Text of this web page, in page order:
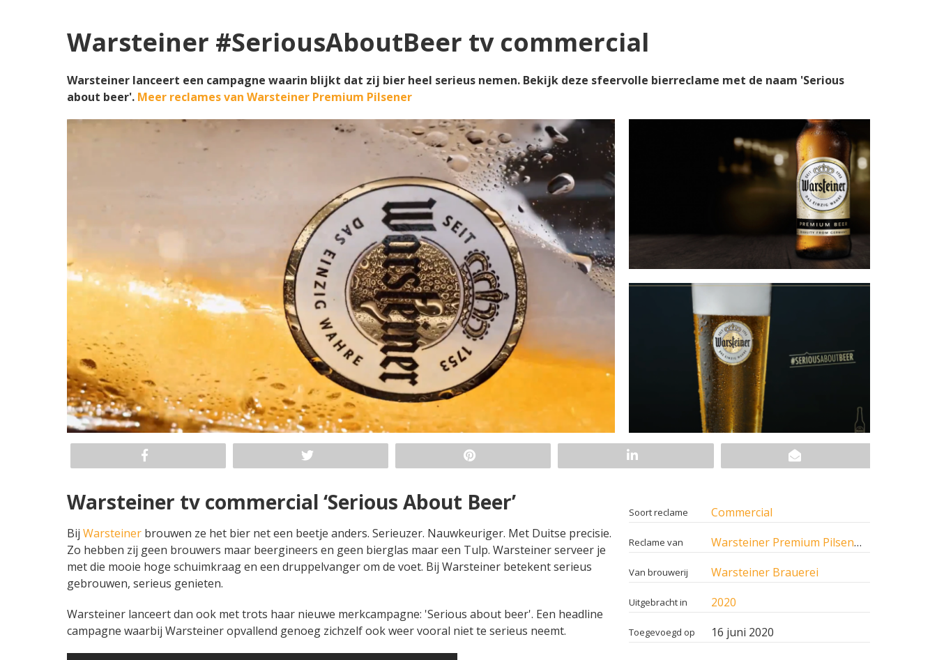
Warsteiner #SeriousAboutBeer tv commercial
Warsteiner lanceert een campagne waarin blijkt dat zij bier heel serieus nemen. Bekijk deze sfeervolle bierreclame met de naam 'Serious
about beer'. Meer reclames van Warsteiner Premium Pilsener
Soort reclame Commercial
Reclame van Warsteiner Premium Pilsener
Van brouwerij Warsteiner Brauerei
Uitgebracht in 2020
Toegevoegd op 16 juni 2020
Warsteiner tv commercial ‘Serious About Beer’
Bij Warsteiner brouwen ze het bier net een beetje anders. Serieuzer. Nauwkeuriger. Met Duitse precisie.
Zo hebben zij geen brouwers maar beergineers en geen bierglas maar een Tulp. Warsteiner serveer je
met die mooie hoge schuimkraag en een druppelvanger om de voet. Bij Warsteiner betekent serieus
gebrouwen, serieus genieten.
Warsteiner lanceert dan ook met trots haar nieuwe merkcampagne: 'Serious about beer'. Een headline
campagne waarbij Warsteiner opvallend genoeg zichzelf ook weer vooral niet te serieus neemt.